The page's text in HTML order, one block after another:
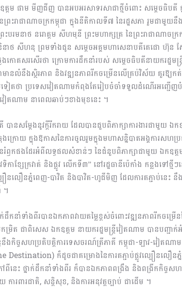
ត្តម ផាម មីញជីញ បានអបអរសាទរសាជាថ្មីចំពោះ សម្តេចធិបតី
រះរាជាណាចក្រកម្ពុជា ក្នុងនីតិកាលទី៧ នៃរដ្ឋសភា រួមជាមួយនឹង
ះបរមនាថ នរោត្តម សីហមុនី ព្រះមហាក្សត្រ នៃព្រះរាជាណាចក្រ
និនាថ សីហនុ ព្រមទាំងជូន សម្តេចអគ្គមហាសេនាបតីតេជោ ហ៊ុន
ែងកោតសរសើរថា ក្រោមការដឹកនាំរបស់ សម្តេចធិបតីនាយករដ្ឋ
មានលំនឹងស្ថិរភាព និងវឌ្ឍនភាពរីកចម្រើនលើគ្រប់វិស័យ គួរឱ្យ
ៀតថា ប្រទេសវៀតណាមកំពុងតែរៀបចំចាំទទួលដំណើរអញ្ជើញបំ
ៀតណាម នាពេលឆាប់ៗខាងមុខនេះ ។
បានសម្តែងនូវក្តីរីករាយ ដែលបានជួបពិភាក្សាការងារជាមួយ ឯក
ក្រោយ ក្នុងឱកាសនៃការចូលរួមក្នុងមហាសន្និបាតអង្គការសហ
ឭកផងដែរអំពីលទ្ធផលសំខាន់ៗ នៃជំនួបពិភាក្សាជាមួយ ឯកឧត្តម
កាខ្សែក្រវាត់ និងផ្លូវ លើកទី៣” នៅរដ្ឋធានីប៉េកាំង កន្លងទៅថ្មី
ល្បឿនលឿនភ្នំពេញ-បាវិត និងបាវិត-ហូជីមិញ ដែលការតភ្ជាប់នេះ
។
កនាំទាំងពីរបានឯកភាពវាយតម្លៃខ្ពស់ចំពោះវឌ្ឍនភាពរីកចម្រើន
ត ជាពិសេស ឯកឧត្តម នាយករដ្ឋមន្ត្រីវៀតណាម បានបញ្ជាក់អំ
នឹងកិច្ចសហប្រតិបត្តិការទេសចរណ៍ត្រីភាគី កម្ពុជា-ឡាវ-វៀត
Destination) ក៏ដូចជាគម្រោងនៃការតភ្ជាប់ផ្លូវល្បឿនលឿន
រៅពីនេះ ថ្នាក់ដឹកនាំទាំងពីរ ក៏បានឯកភាពពង្រឹង និងពង្រីកកិច្ច
រពារជាតិ, សន្តិសុខ, និងការអនុវត្តច្បាប់ ជាដើម ។